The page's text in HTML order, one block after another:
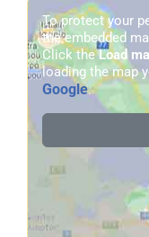
To protect your
the embedded
Click theLoad
loading the map
Google.